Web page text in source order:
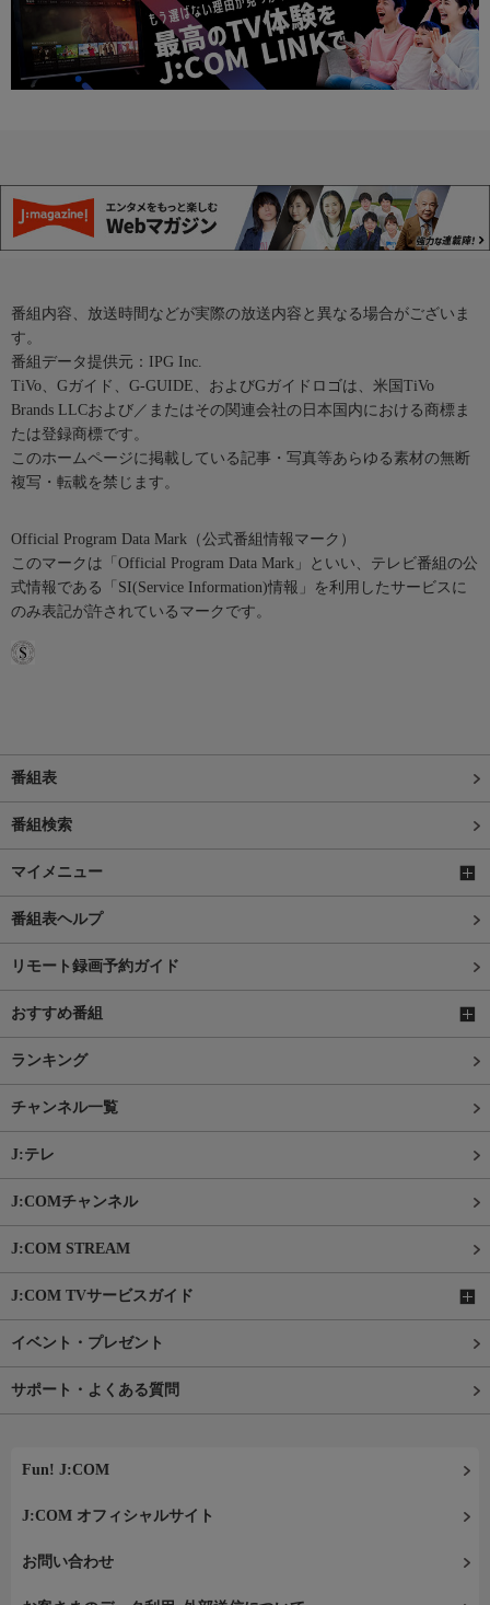
番組内容、放送時間などが実際の放送内容と異なる場合がございま
す。
番組データ提供元：IPG Inc.
TiVo、Gガイド、G-GUIDE、およびGガイドロゴは、米国TiVo
Brands LLCおよび／またはその関連会社の日本国内における商標ま
たは登録商標です。
このホームページに掲載している記事・写真等あらゆる素材の無断
複写・転載を禁じます。
Official Program Data Mark（公式番組情報マーク）
このマークは「Official Program Data Mark」といい、テレビ番組の公
式情報である「SI(Service Information)情報」を利用したサービスに
のみ表記が許されているマークです。
番組表
番組検索
マイメニュー
番組表ヘルプ
リモート録画予約ガイド
おすすめ番組
ランキング
チャンネル一覧
J:テレ
J:COMチャンネル
J:COM STREAM
J:COM TVサービスガイド
イベント・プレゼント
サポート・よくある質問
Fun! J:COM
J:COM オフィシャルサイト
お問い合わせ